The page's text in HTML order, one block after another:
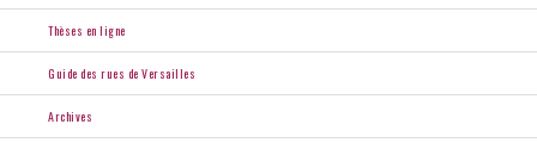
Thèses en ligne
Guide des rues de Versailles
Archives